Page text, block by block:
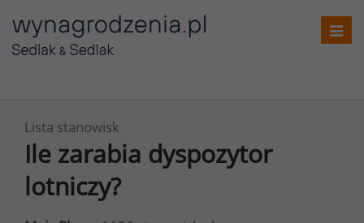
Lista stanowisk
Ile zarabia dyspozytor
lotniczy?